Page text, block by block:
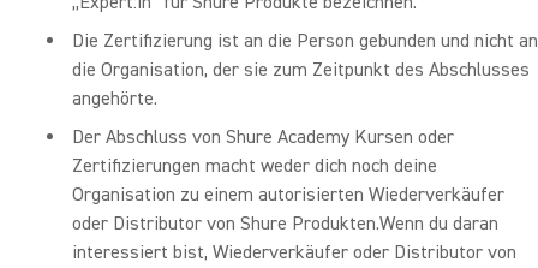
Die Zertifizierung ist an die Person gebunden und nicht an
die Organisation, der sie zum Zeitpunkt des Abschlusses
angehörte.
Der Abschluss von Shure Academy Kursen oder
Zertifizierungen macht weder dich noch deine
Organisation zu einem autorisierten Wiederverkäufer
oder Distributor von Shure Produkten.Wenn du daran
interessiert bist, Wiederverkäufer oder Distributor von